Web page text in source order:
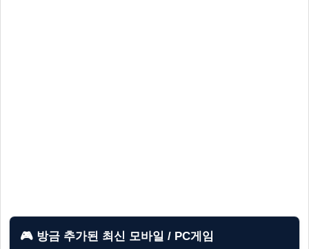
🎮 방금 추가된 최신 모바일 / PC게임